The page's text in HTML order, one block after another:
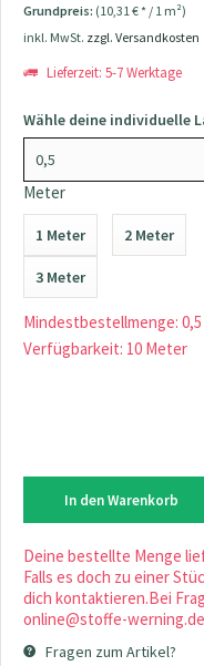
Grundpreis: (10,31 € * / 1 m²)
inkl. MwSt. zzgl. Versandkosten
Lieferzeit: 5-7 Werktage
Wähle deine individuelle
Meter
1 Meter 2 Meter
3 Meter
Mindestbestellmenge:
Verfügbarkeit: 10 Meter
In den Warenkorb
Deine bestellte Menge
Falls es doch zu einer
dich kontaktieren.Bei
online@stoffe-werning.de
Fragen zum Artikel?